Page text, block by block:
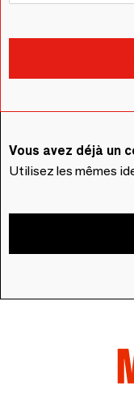
Vous avez déjà un
Utilisez les mêmes